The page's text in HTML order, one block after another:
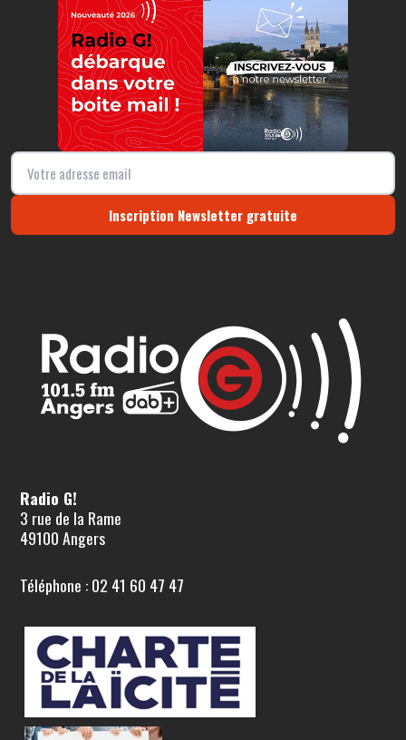
Inscription Newsletter gratuite
Radio G!
3 rue de la Rame
49100 Angers
Téléphone : 02 41 60 47 47